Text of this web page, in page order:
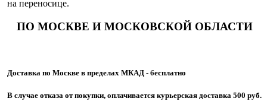
на переносице.
ПО МОСКВЕ И МОСКОВСКОЙ ОБЛАСТИ
Доставка по Москве в пределах МКАД - бесплатно
В случае отказа от покупки, оплачивается курьерская доставка 500 руб.